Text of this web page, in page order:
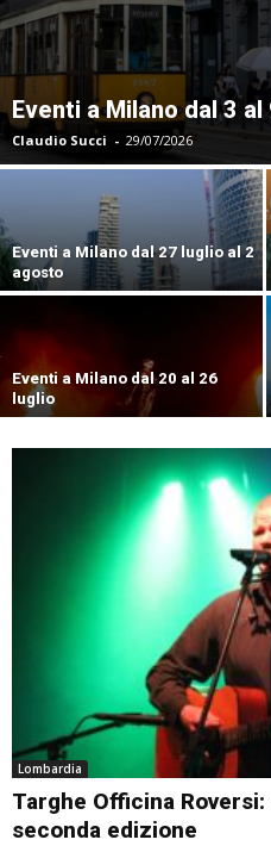
Eventi a Milano dal 3
Claudio Succi - 29/07/2026
Eventi a Milano dal 27 luglio al 2
agosto
Eventi a Milano dal 20 al 26
luglio
Lombardia
Targhe Officina
seconda edizione